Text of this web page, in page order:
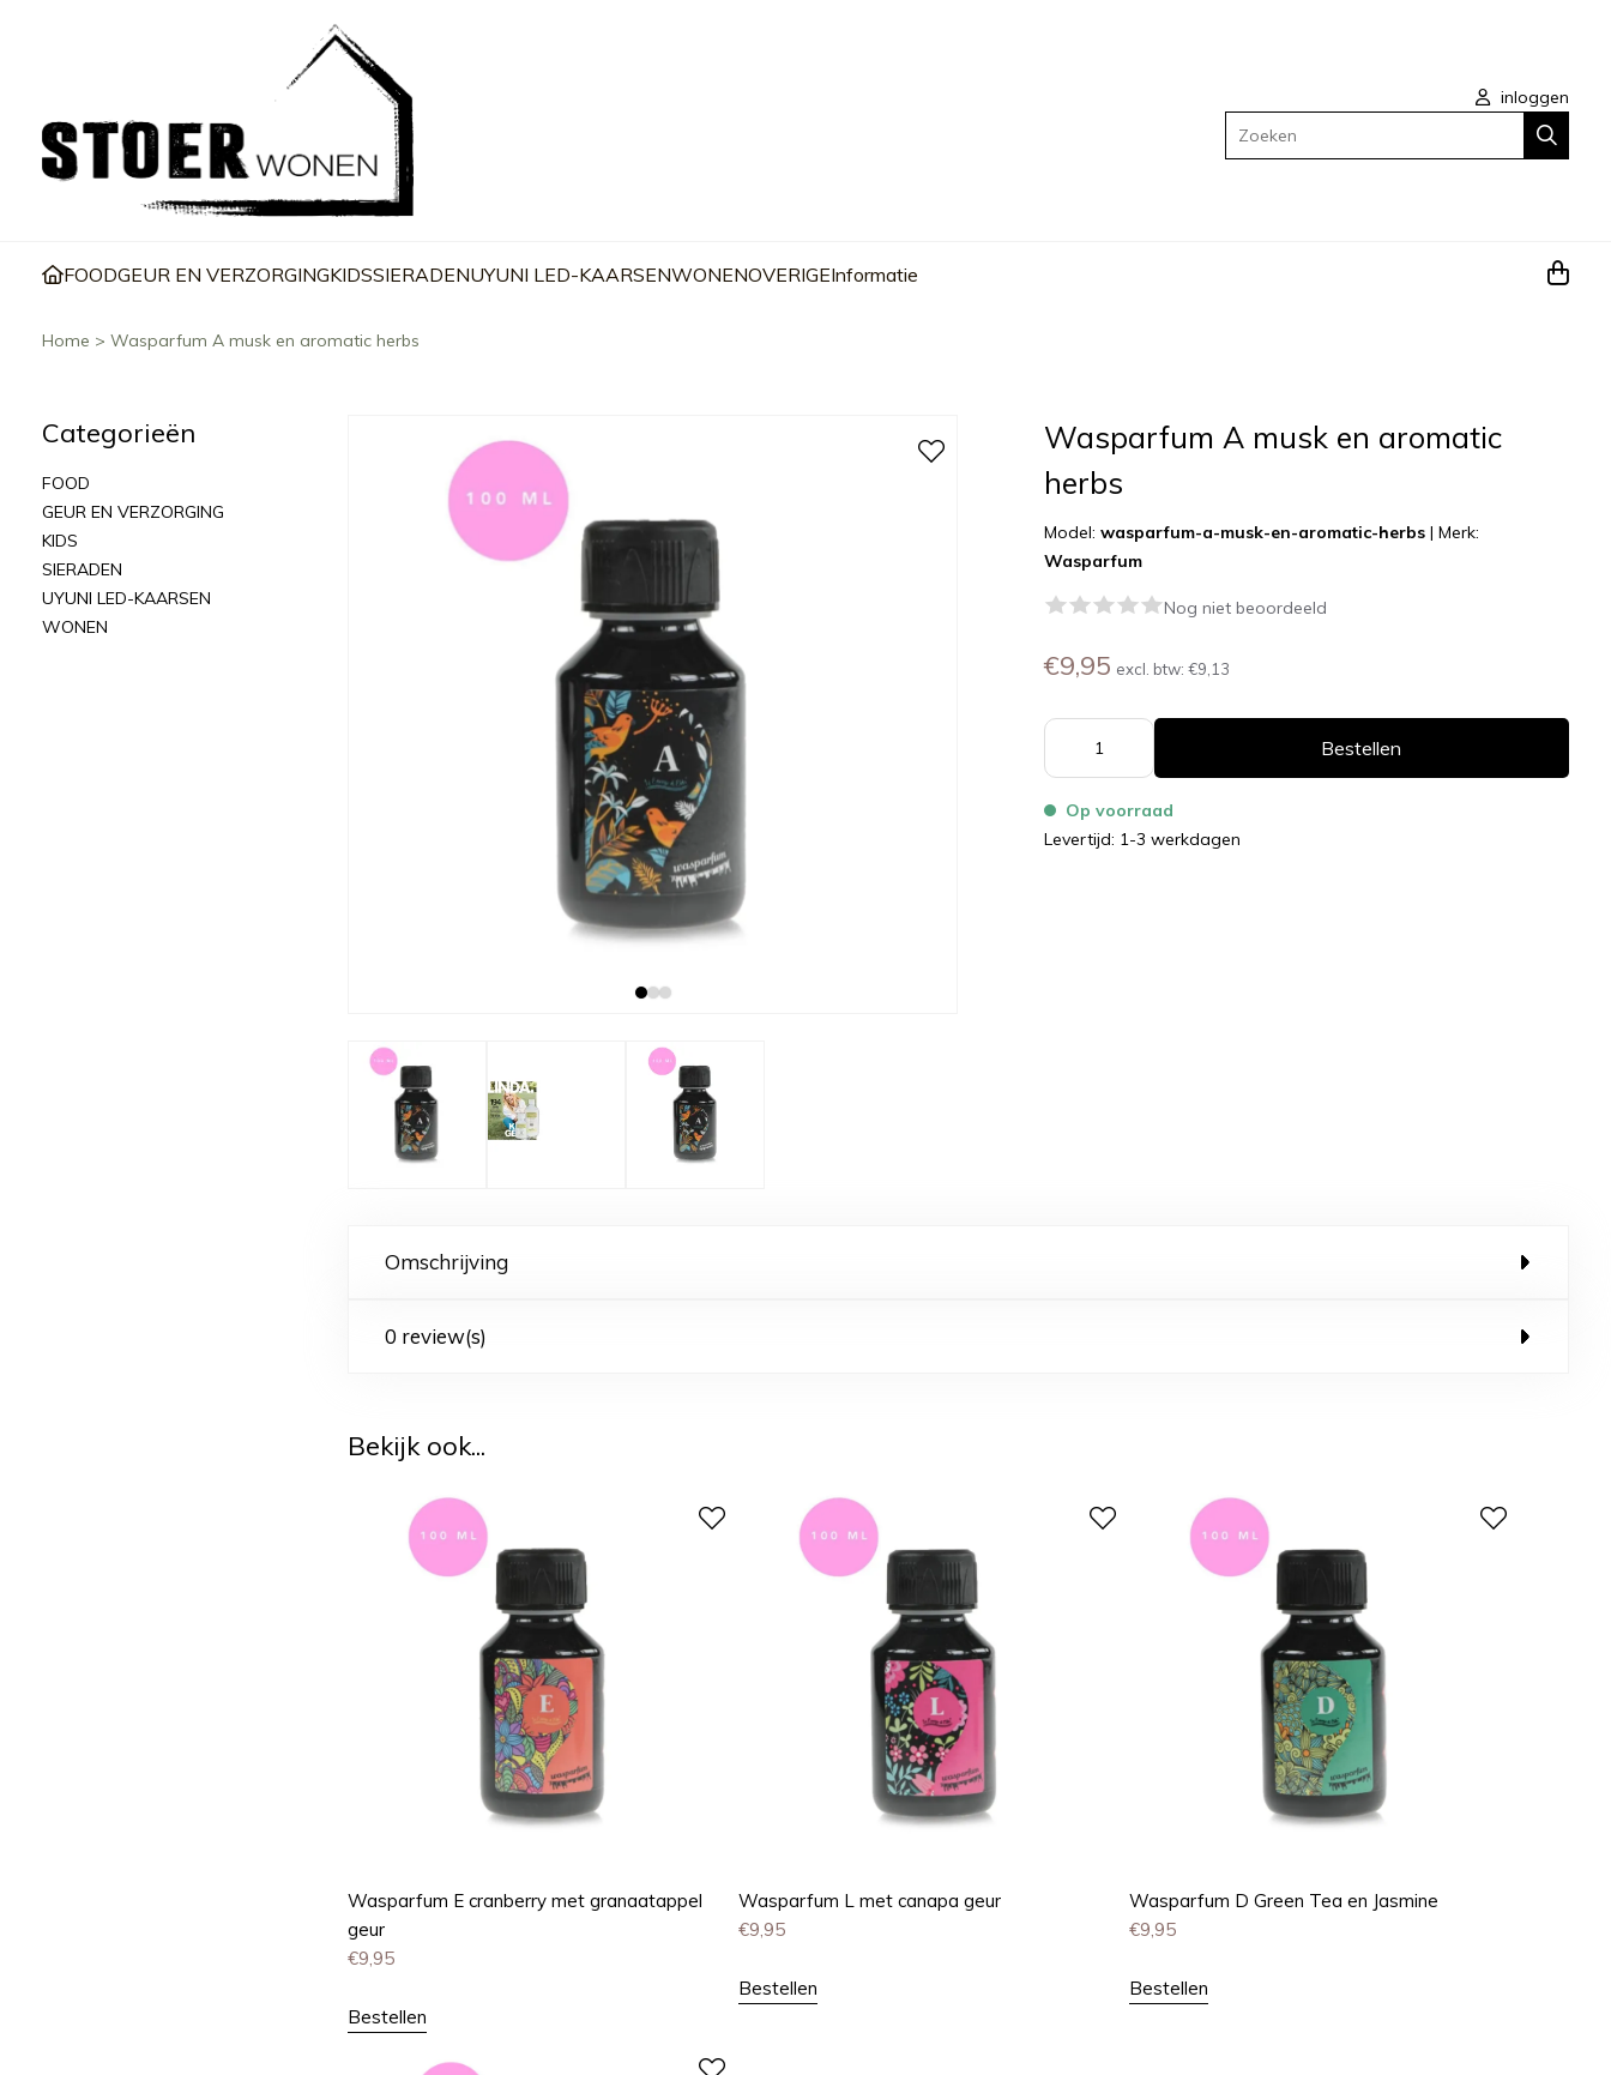
inloggen
Zoeken
FOODGEUR EN VERZORGINGKIDSSIERADENUYUNI LED-KAARSENWONENOVERIGEInformatie
Home > Wasparfum A musk en aromatic herbs
Categorieën
FOOD
GEUR EN VERZORGING
KIDS
SIERADEN
UYUNI LED-KAARSEN
WONEN
Wasparfum A musk en aromatic
herbs
Model: wasparfum-a-musk-en-aromatic-herbs | Merk:
Wasparfum
Nog niet beoordeeld
€9,95 excl. btw: €9,13
Bestellen
Op voorraad
Levertijd: 1-3 werkdagen
Omschrijving
0 review(s)
Bekijk ook...
Wasparfum E cranberry met granaatappel
geur
€9,95
Bestellen
Wasparfum L met canapa geur
€9,95
Bestellen
Wasparfum D Green Tea en Jasmine
€9,95
Bestellen